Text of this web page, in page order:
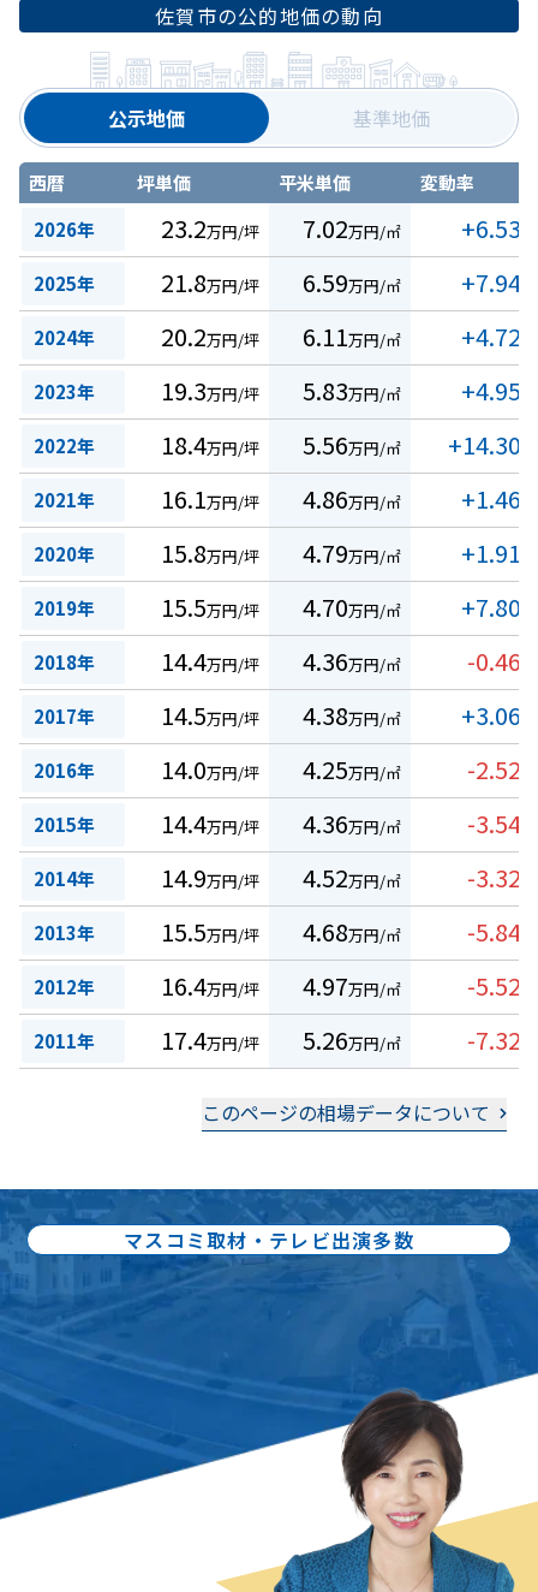
佐賀市の公的地価の動向
公示地価 基準地価
西暦 坪単価 平米単価
変動率
2026年
23.2万円/坪 7.02万円/㎡ +6.53
2025年 21.8万円/坪 6.59万円/㎡ +7.94
2024年 20.2万円/坪 6.11万円/㎡ +4.72
2023年 19.3万円/坪 5.83万円/㎡ +4.95
2022年 18.4万円/坪 5.56万円/㎡ +14.30
2021年 16.1万円/坪 4.86万円/㎡ +1.46
2020年 15.8万円/坪 4.79万円/㎡ +1.91
2019年 15.5万円/坪 4.70万円/㎡ +7.80
2018年 14.4万円/坪 4.36万円/㎡ -0.46
2017年 14.5万円/坪 4.38万円/㎡ +3.06
2016年 14.0万円/坪 4.25万円/㎡ -2.52
2015年 14.4万円/坪 4.36万円/㎡ -3.54
2014年 14.9万円/坪 4.52万円/㎡ -3.32
2013年 15.5万円/坪 4.68万円/㎡ -5.84
2012年 16.4万円/坪 4.97万円/㎡ -5.52
2011年 17.4万円/坪 5.26万円/㎡ -7.32
このページの相場データについて
マスコミ取材・テレビ出演多数
出版書籍86冊：累計80万部出版
不動産売却の
スペシャリスト